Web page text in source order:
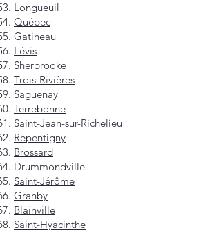
Longueuil
Québec
Gatineau
Lévis
Sherbrooke
Trois-Rivières
Saguenay
Terrebonne
Saint-Jean-sur-Richelieu
Repentigny
Brossard
Drummondville
Saint-Jérôme
Granby
Blainville
Saint-Hyacinthe